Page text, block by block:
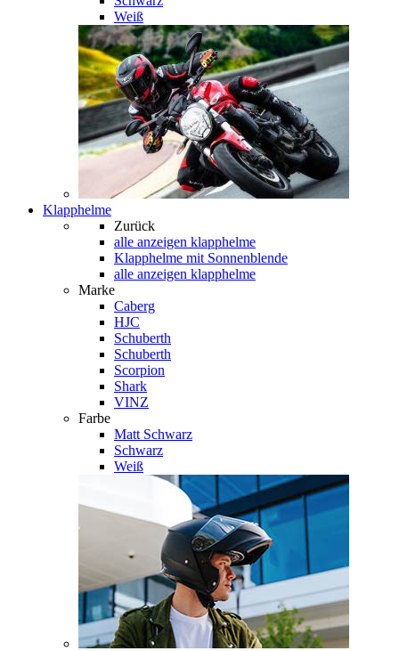
Weiß
Klapphelme
Zurück
alle anzeigen klapphelme
Klapphelme mit Sonnenblende
alle anzeigen klapphelme
Marke
Caberg
HJC
Schuberth
Schuberth
Scorpion
Shark
VINZ
Farbe
Matt Schwarz
Schwarz
Weiß